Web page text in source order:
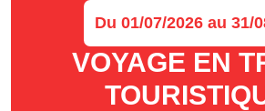
Du 01/07/2026 au 31/
VOYAGE EN